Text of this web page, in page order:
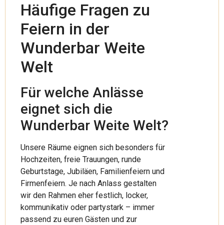
Häufige Fragen zu
Feiern in der
Wunderbar Weite
Welt
Für welche Anlässe
eignet sich die
Wunderbar Weite Welt?
Unsere Räume eignen sich besonders für
Hochzeiten, freie Trauungen, runde
Geburtstage, Jubiläen, Familienfeiern und
Firmenfeiern. Je nach Anlass gestalten
wir den Rahmen eher festlich, locker,
kommunikativ oder partystark – immer
passend zu euren Gästen und zur